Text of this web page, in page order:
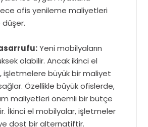
ofis yenileme maliyetleri
Yeni mobilyaların
olabilir. Ancak ikinci el
işletmelere büyük bir maliyet
Özellikle büyük ofislerde,
maliyetleri önemli bir bütçe
İkinci el mobilyalar, işletmeler
dost bir alternatiftir.